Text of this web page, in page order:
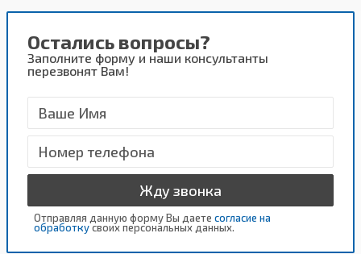
Остались вопросы?
Заполните форму и наши консультанты
перезвонят Вам!
Жду звонка
Отправляя данную форму Вы даете согласие на
обработкусвоих персональных данных.